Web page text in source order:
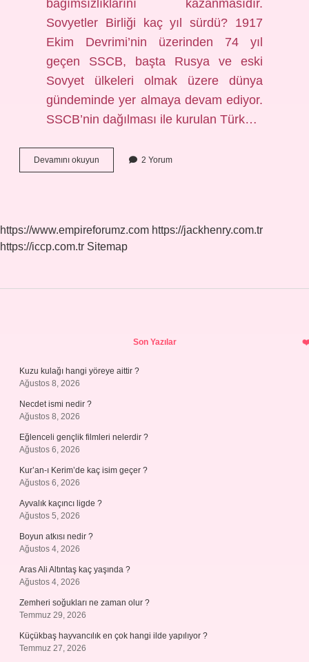
bağımsızlıklarını kazanmasıdır.
Sovyetler Birliği kaç yıl sürdü? 1917
Ekim Devrimi’nin üzerinden 74 yıl
geçen SSCB, başta Rusya ve eski
Sovyet ülkeleri olmak üzere dünya
gündeminde yer almaya devam ediyor.
SSCB’nin dağılması ile kurulan Türk…
Devamını okuyun Sovyetler
Birliği
2 Yorum
https://www.empireforumz.com https://jackhenry.com.tr
https://iccp.com.tr Sitemap
Son Yazılar
Kuzu kulağı hangi yöreye aittir ?
Ağustos 8, 2026
Necdet ismi nedir ?
Ağustos 8, 2026
Eğlenceli gençlik filmleri nelerdir ?
Ağustos 6, 2026
Kur’an-ı Kerim’de kaç isim geçer ?
Ağustos 6, 2026
Ayvalık kaçıncı ligde ?
Ağustos 5, 2026
Boyun atkısı nedir ?
Ağustos 4, 2026
Aras Ali Altıntaş kaç yaşında ?
Ağustos 4, 2026
Zemheri soğukları ne zaman olur ?
Temmuz 29, 2026
Küçükbaş hayvancılık en çok hangi ilde yapılıyor ?
Temmuz 27, 2026